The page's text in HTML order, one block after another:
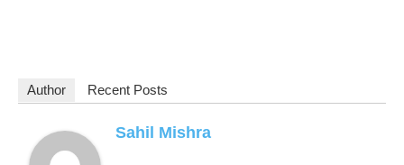
Author Recent Posts
Sahil Mishra